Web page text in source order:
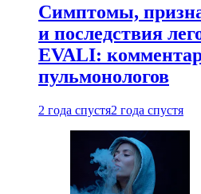
Симптомы,
и последствия
EVALI:
пульмонологов
2 года спустя2 года спустя